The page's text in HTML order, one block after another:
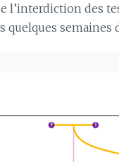
l’interdiction des
quelques semaines